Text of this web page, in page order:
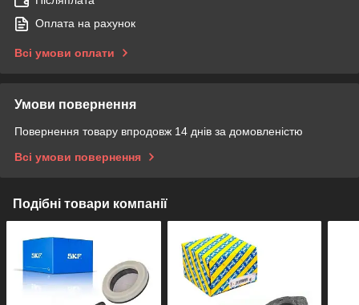
Оплата на рахунок
Всі умови оплати
Умови повернення
Повернення товару впродовж 14 днів за домовленістю
Всі умови повернення
Подібні товари компанії